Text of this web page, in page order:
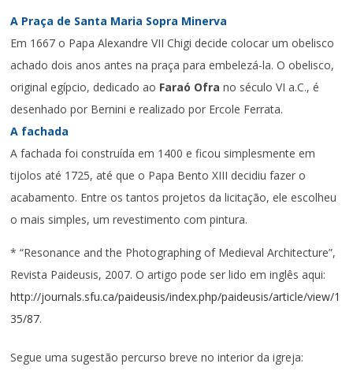
A Praça de Santa Maria Sopra Minerva
Em 1667 o Papa Alexandre VII Chigi decide colocar um obelisco
achado dois anos antes na praça para embelezá-la. O obelisco,
original egípcio, dedicado ao Faraó Ofra no século VI a.C., é
desenhado por Bernini e realizado por Ercole Ferrata.
A fachada
A fachada foi construída em 1400 e ficou simplesmente em
tijolos até 1725, até que o Papa Bento XIII decidiu fazer o
acabamento. Entre os tantos projetos da licitação, ele escolheu
o mais simples, um revestimento com pintura.
* “Resonance and the Photographing of Medieval Architecture”,
Revista Paideusis, 2007. O artigo pode ser lido em inglês aqui:
http://journals.sfu.ca/paideusis/index.php/paideusis/article/view/1
35/87.
Segue uma sugestão percurso breve no interior da igreja: